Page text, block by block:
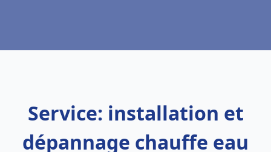
Service: installation et
dépannage chauffe eau